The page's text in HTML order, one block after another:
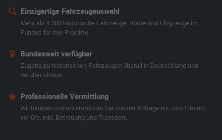
Einzigartige Fahrzeugauswahl
Mehr als 4.300 historische Fahrzeuge, Boote und Flugzeuge im
Fundus für Ihre Projekte.
Bundesweit verfügbar
Zugang zu historischen Fahrzeugen überall in Deutschland und
darüber hinaus.
Professionelle Vermittlung
Wir beraten und unterstützen Sie von der Anfrage bis zum Einsatz
vor Ort, inkl. Betreuung und Transport.